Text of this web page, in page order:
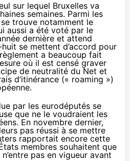
sur lequel Bruxelles va
semaines. Parmi les
trouve notamment le
aussi a été voté par le
dernière et attend
se mettent d’accord pour
a beaucoup fait
où il est censé graver
de neutralité du Net et
d’itinérance (« roaming »)
par les eurodéputés se
que ne le voudraient les
. En novembre dernier,
pas réussi à se mettre
rapportait encore cette
membres souhaitent que
pas en vigueur avant